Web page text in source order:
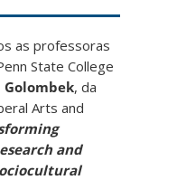
as professoras
State College
Golombek, da
Arts and
and